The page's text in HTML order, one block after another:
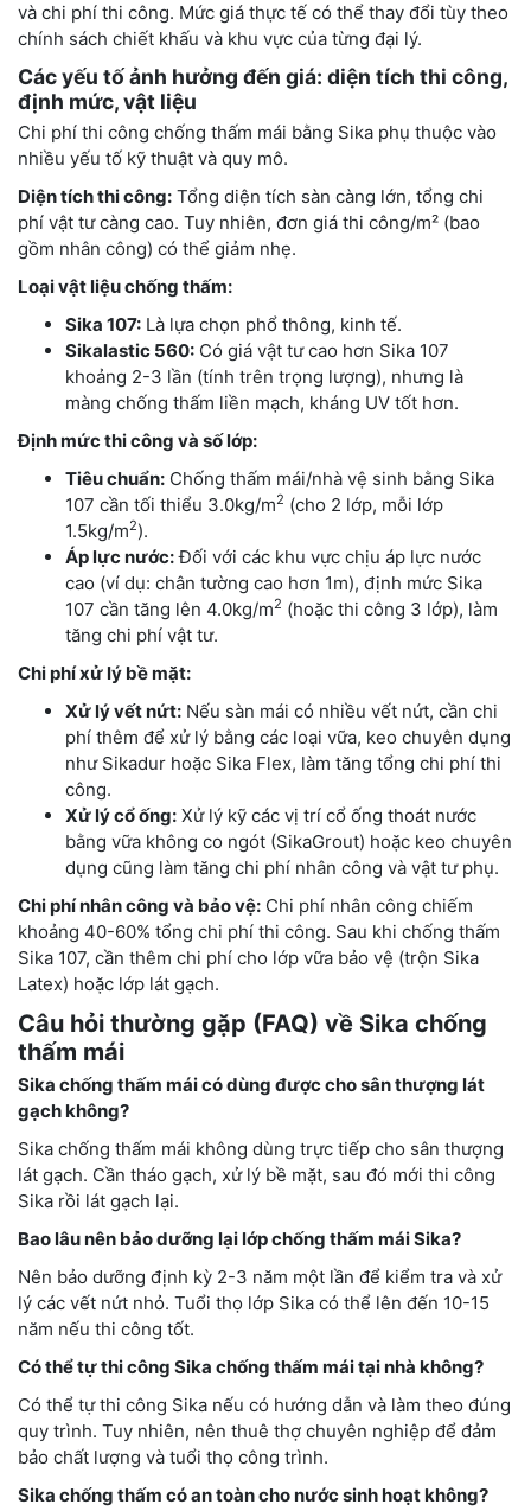
và chi phí thi công. Mức giá thực tế có thể thay đổi tùy theo
chính sách chiết khấu và khu vực của từng đại lý.
Các yếu tố ảnh hưởng đến giá: diện tích thi công,
định mức, vật liệu
Chi phí thi công chống thấm mái bằng Sika phụ thuộc vào
nhiều yếu tố kỹ thuật và quy mô.
Diện tích thi công: Tổng diện tích sàn càng lớn, tổng chi
phí vật tư càng cao. Tuy nhiên, đơn giá thi công/m² (bao
gồm nhân công) có thể giảm nhẹ.
Loại vật liệu chống thấm:
Sika 107: Là lựa chọn phổ thông, kinh tế.
Sikalastic 560: Có giá vật tư cao hơn Sika 107
khoảng 2-3 lần (tính trên trọng lượng), nhưng là
màng chống thấm liền mạch, kháng UV tốt hơn.
Định mức thi công và số lớp:
Tiêu chuẩn: Chống thấm mái/nhà vệ sinh bằng Sika
107 cần tối thiểu 3.0kg/m2 (cho 2 lớp, mỗi lớp
1.5kg/m2).
Áp lực nước:Đối với các khu vực chịu áp lực nước
cao (ví dụ: chân tường cao hơn 1m), định mức Sika
107 cần tăng lên 4.0kg/m2 (hoặc thi công 3 lớp), làm
tăng chi phí vật tư.
Chi phí xử lý bề mặt:
Xử lý vết nứt: Nếu sàn mái có nhiều vết nứt, cần chi
phí thêm để xử lý bằng các loại vữa, keo chuyên dụng
như Sikadur hoặc Sika Flex, làm tăng tổng chi phí thi
công.
Xử lý cổ ống: Xử lý kỹ các vị trí cổ ống thoát nước
bằng vữa không co ngót (SikaGrout) hoặc keo chuyên
dụng cũng làm tăng chi phí nhân công và vật tư phụ.
Chi phí nhân công và bảo vệ: Chi phí nhân công chiếm
khoảng 40-60% tổng chi phí thi công. Sau khi chống thấm
Sika 107, cần thêm chi phí cho lớp vữa bảo vệ (trộn Sika
Latex) hoặc lớp lát gạch.
Câu hỏi thường gặp (FAQ) về Sika chống
thấm mái
Sika chống thấm mái có dùng được cho sân thượng lát
gạch không?
Sika chống thấm mái không dùng trực tiếp cho sân thượng
lát gạch. Cần tháo gạch, xử lý bề mặt, sau đó mới thi công
Sika rồi lát gạch lại.
Bao lâu nên bảo dưỡng lại lớp chống thấm mái Sika?
Nên bảo dưỡng định kỳ 2-3 năm một lần để kiểm tra và xử
lý các vết nứt nhỏ. Tuổi thọ lớp Sika có thể lên đến 10-15
năm nếu thi công tốt.
Có thể tự thi công Sika chống thấm mái tại nhà không?
Có thể tự thi công Sika nếu có hướng dẫn và làm theo đúng
quy trình. Tuy nhiên, nên thuê thợ chuyên nghiệp để đảm
bảo chất lượng và tuổi thọ công trình.
Sika chống thấm có an toàn cho nước sinh hoạt không?